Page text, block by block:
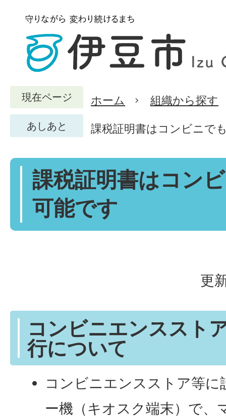
現在ページ ホーム 組織から探す
あしあと 課税証明書はコンビニで
課税証明書はコン
可能です
更
コンビニエンススト
行について
コンビニエンスストア等
ー機（キオスク端末）で、